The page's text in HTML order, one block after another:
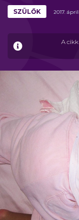
A
SZÜLŐK 2017.